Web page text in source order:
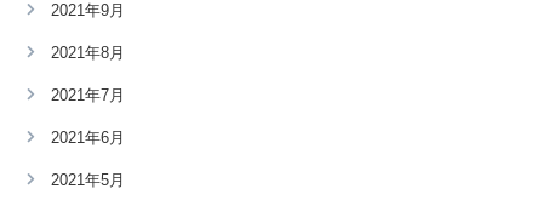
2021年9月
2021年8月
2021年7月
2021年6月
2021年5月